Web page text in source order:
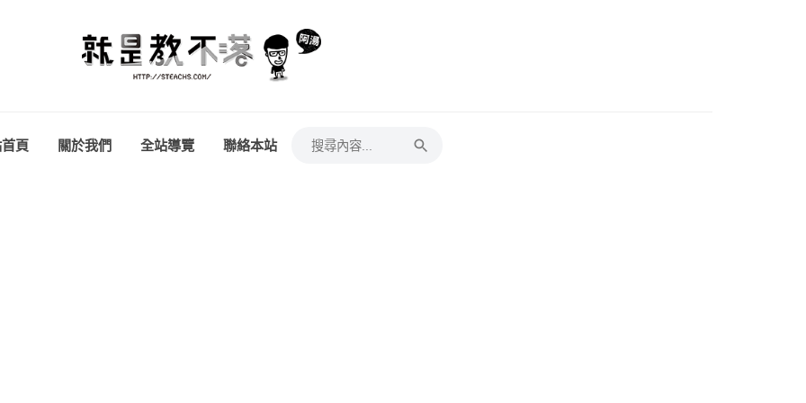
頁 關於我們 全站導覽 聯絡本站